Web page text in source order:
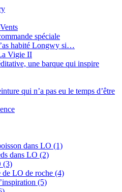
spéciale
habité Longwy si…
Vigie II
une barque qui inspire
qui n’a pas eu le temps d’être
dans LO (1)
dans LO (2)
(3)
de LO de roche (4)
(5)